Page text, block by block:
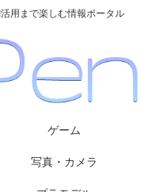
用まで楽しむ情報ポータル
ゲーム
写真・カメラ